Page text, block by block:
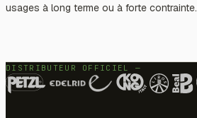
usages à long terme ou à forte contrainte.
DISTRIBUTEUR OFFICIEL —